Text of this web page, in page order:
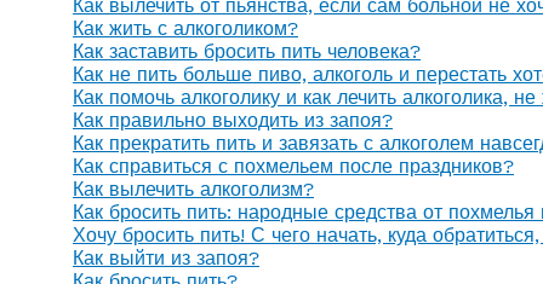
Как вылечить от пьянства, если сам больной не
Как жить с алкоголиком?
Как заставить бросить пить человека?
Как не пить больше пиво, алкоголь и перестать
Как помочь алкоголику и как лечить алкоголика,
Как правильно выходить из запоя?
Как прекратить пить и завязать с алкоголем
Как справиться с похмельем после праздников?
Как вылечить алкоголизм?
Как бросить пить: народные средства от похмелья
Хочу бросить пить! С чего начать, куда
Как выйти из запоя?